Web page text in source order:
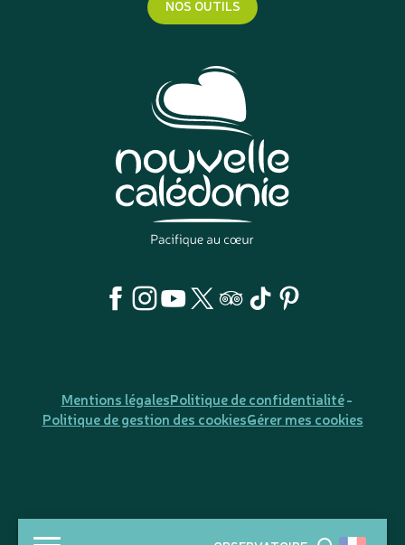
NOS OUTILS
Mentions légalesPolitique de confidentialité
Politique de gestion des cookiesGérer mes cookies